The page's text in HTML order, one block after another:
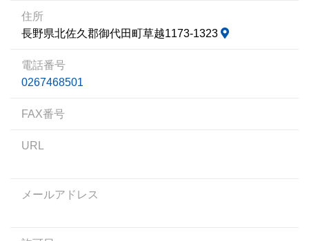
住所
長野県北佐久郡御代田町草越1173-1323
電話番号
0267468501
FAX番号
URL
メールアドレス